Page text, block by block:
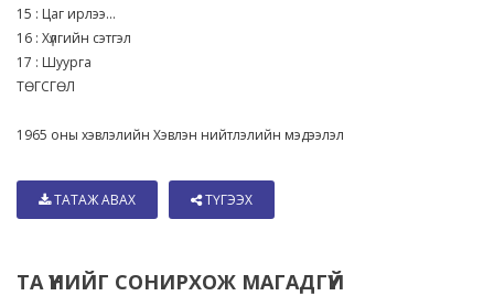
15 : Цаг ирлээ...
16 : Хүлгийн сэтгэл
17 : Шуурга
ТӨГСГӨЛ
1965 оны хэвлэлийн Хэвлэн нийтлэлийн мэдээлэл
ТАТАЖ АВАХ ТҮГЭЭХ
ТА ҮҮНИЙГ СОНИРХОЖ МАГАДГҮЙ